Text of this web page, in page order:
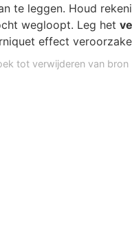
te leggen. Houd
wegloopt. Leg het
effect
tot verwijderen van bron